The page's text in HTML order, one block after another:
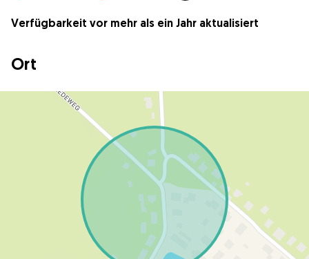
Verfügbarkeit vor mehr als ein Jahr aktualisiert
Ort